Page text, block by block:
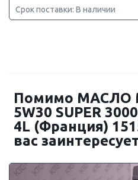
Срок поставки: В наличии
Помимо МАСЛО
5W30 SUPER
4L (Франция)
вас